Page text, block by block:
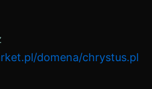
domena/chrystus.pl